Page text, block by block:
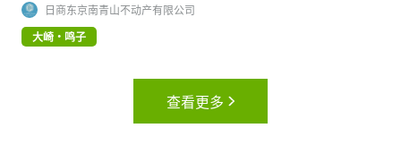
日商东京南青山不动产有限公司
大崎・鸣子
查看更多